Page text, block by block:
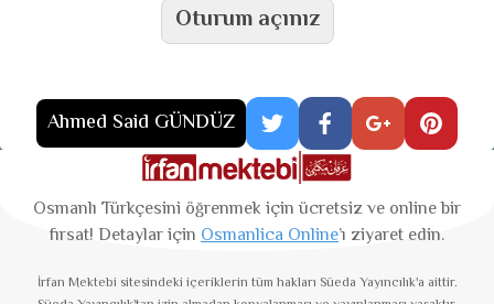
Oturum açınız
Ahmed Said GÜNDÜZ
Osmanlı Türkçesini öğrenmek için ücretsiz ve online bir
fırsat! Detaylar için Osmanlica Online’ı ziyaret edin.
İrfan Mektebi sitesindeki içeriklerin tüm hakları Süeda Yayıncılık'a aittir.